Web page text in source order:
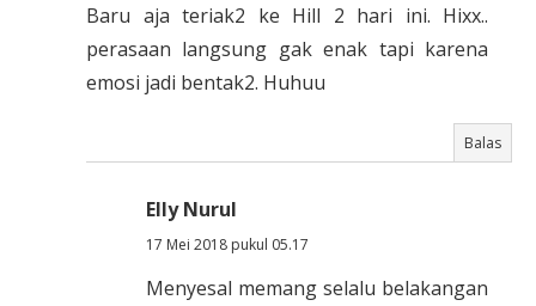
Baru aja teriak2 ke Hill 2 hari ini. Hixx..
perasaan langsung gak enak tapi karena
emosi jadi bentak2. Huhuu
Balas
Elly Nurul
17 Mei 2018 pukul 05.17
Menyesal memang selalu belakangan